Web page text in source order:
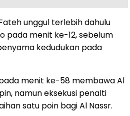
unggul terlebih dahulu
pada menit ke-12, sebelum
kedudukan pada
menit ke-58 membawa Al
namun eksekusi penalti
satu poin bagi Al Nassr.